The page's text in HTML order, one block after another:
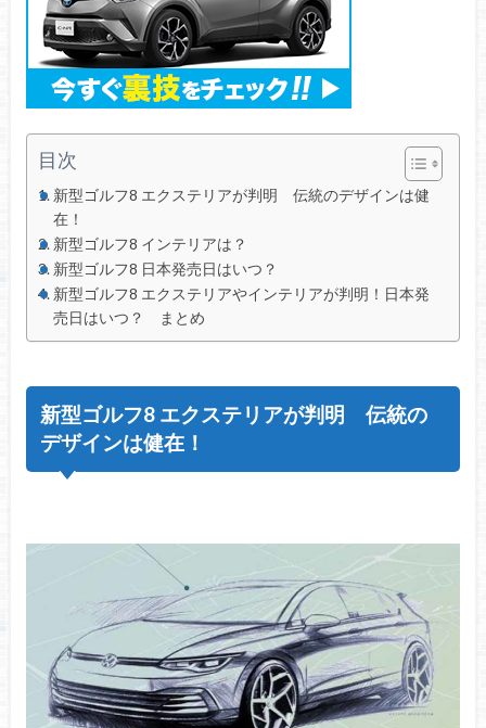
目次
新型ゴルフ8 エクステリアが判明 伝統のデザインは健
在！
新型ゴルフ8 インテリアは？
新型ゴルフ8 日本発売日はいつ？
新型ゴルフ8 エクステリアやインテリアが判明！日本発
売日はいつ？ まとめ
新型ゴルフ8 エクステリアが判明 伝統の
デザインは健在！